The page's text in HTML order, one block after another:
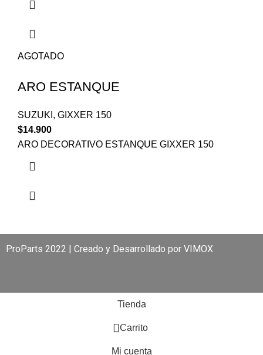
AGOTADO
ARO ESTANQUE
SUZUKI , GIXXER 150
$14.900
ARO DECORATIVO ESTANQUE GIXXER 150
ProParts 2022 | Creado y Desarrollado por VIMOX
Tienda
0
Carrito
Mi cuenta